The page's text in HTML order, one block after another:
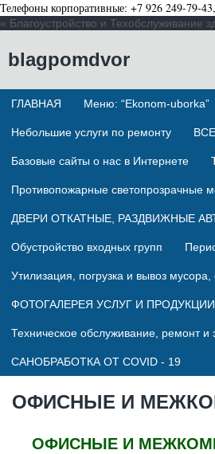
Телефоны корпоративные: +7 926 249-79-
« Благоустройство и
blagpomdvor
ГЛАВНАЯ Меню: “Ekonom-uborka”
Небольшие услуги по ремонту
Базовые сайты о нас в Интернете
Противопожарные светопрозрачные
ДВЕРИ ОТКАТНЫЕ, РАЗДВИЖНЫЕ
Обустройство входных групп
Утилизация, погрузка и вывоз мусора,
ФОТОГАЛЕРЕЯ УСЛУГ И ПРОДУКЦИИ
Техническое обслуживание, ремонт
САНОБРАБОТКА ОТ COVID - 19
ОФИСНЫЕ И
ОФИСНЫЕ И